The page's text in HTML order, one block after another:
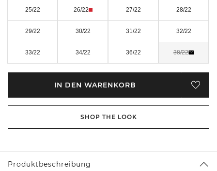
25/22 26/22 27/22 28/22
29/22 30/22 31/22 32/22
33/22 34/22 36/22 38/22
IN DEN WARENKORB
SHOP THE LOOK
Produktbeschreibung